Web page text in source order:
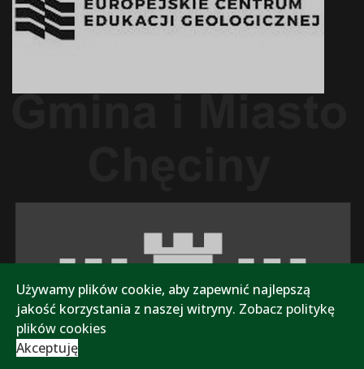
Używamy plików cookie, aby zapewnić najlepszą
jakość korzystania z naszej witryny. Zobacz politykę
plików cookies
Akceptuję